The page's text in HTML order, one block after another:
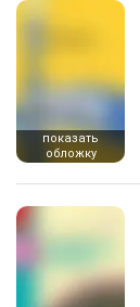
показать
обложку